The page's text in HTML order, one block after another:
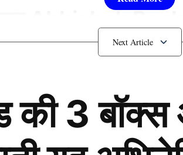
लेकर Abhishek
की 3